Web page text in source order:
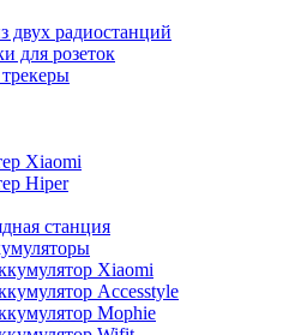
двух радиостанций
для розеток
Xiaomi
Hiper
станция
Xiaomi
Accesstyle
Mophie